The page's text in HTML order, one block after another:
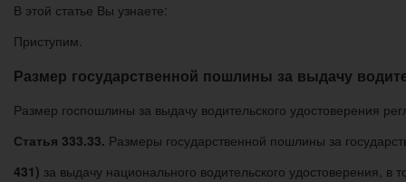
В этой статье Вы узнаете:
Приступим.
Размер государственной пошлины за выдачу
Размер госпошлины за выдачу водительского удостоверения
Статья 333.33. Размеры государственной пошлины за
431) за выдачу национального водительского удостоверения,